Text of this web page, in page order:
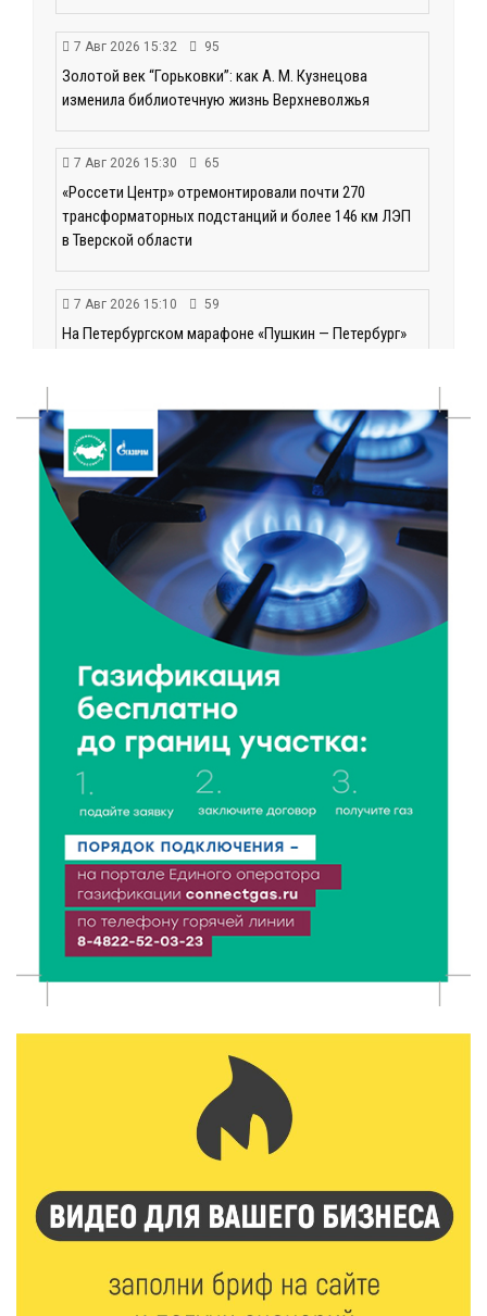
7 Авг 2026 15:32 95
Золотой век “Горьковки”: как А. М. Кузнецова
изменила библиотечную жизнь Верхневолжья
7 Авг 2026 15:30 65
«Россети Центр» отремонтировали почти 270
трансформаторных подстанций и более 146 км ЛЭП
в Тверской области
7 Авг 2026 15:10 59
На Петербургском марафоне «Пушкин — Петербург»
7 Авг 2026 15:02
От звёздочек к чемпионам: в Твери отметили
заслуги тренеров и атлетов
7 Авг 2026 14:46 80
Медицина стала самым популярным направлением у
абитуриентов в 2026 году
7 Авг 2026 14:31 117
От сортировки мусора до жилья для ветеранов СВО:
Владимир Васильев посетил СНТ в Твери
7 Авг 2026 14:02 127
Владимир Васильев получил удостоверение
кандидата в депутаты Госдумы IX созыва
7 Авг 2026 13:32 165
В Старице состоится бесплатный фестиваль
Как уберечься от клещей: рекомендации
Роспотребнадзора и текущая статистика
216
Маткапитал в деле: свыше 1900 тверских семей